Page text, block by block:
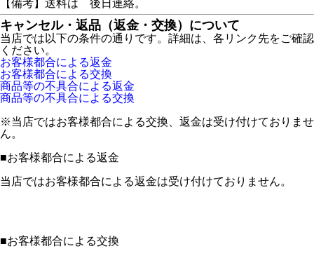
【備考】送料は 後日連絡。
キャンセル・返品（返金・交換）について
当店では以下の条件の通りです。詳細は、各リンク先をご確認
ください。
お客様都合による返金
お客様都合による交換
商品等の不具合による返金
商品等の不具合による交換
※当店ではお客様都合による交換、返金は受け付けておりませ
ん。
■お客様都合による返金
当店ではお客様都合による返金は受け付けておりません。
■お客様都合による交換